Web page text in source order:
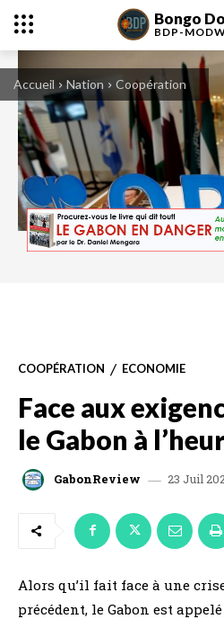
Bongo
BDP-
Accueil Nation Coopération
COOPÉRATION ECONOMIE
Face aux
le Gabon à
GabonReview 23 Juil
Alors qu’il fait face à une
précédent, le Gabon est